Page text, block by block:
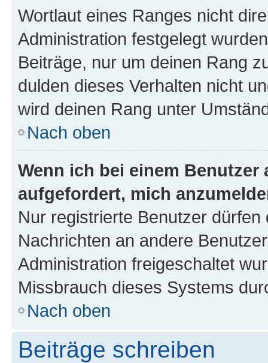
Wortlaut eines Ranges nicht
Administration festgelegt
Beiträge, nur um deinen Rang
dulden dieses Verhalten nicht
wird deinen Rang unter
Nach oben
Wenn ich bei einem
aufgefordert, mich
Nur registrierte Benutzer
Nachrichten an andere
Administration freigeschaltet
Missbrauch dieses Systems
Nach oben
Beiträge schreiben